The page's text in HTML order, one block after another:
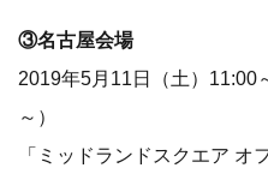
③名古屋会場
2019年5月11日（土）11:00
～）
「ミッドランドスクエア オ